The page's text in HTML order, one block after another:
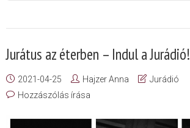
Jurátus az éterben – Indul a Jurádió!
2021-04-25 Hajzer Anna
Jurádió
Hozzászólás írása